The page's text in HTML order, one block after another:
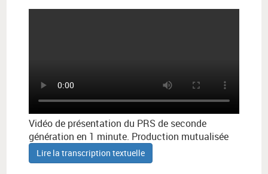
Vidéo de présentation du PRS de seconde
génération en 1 minute. Production mutualisée
Lire la transcription textuelle